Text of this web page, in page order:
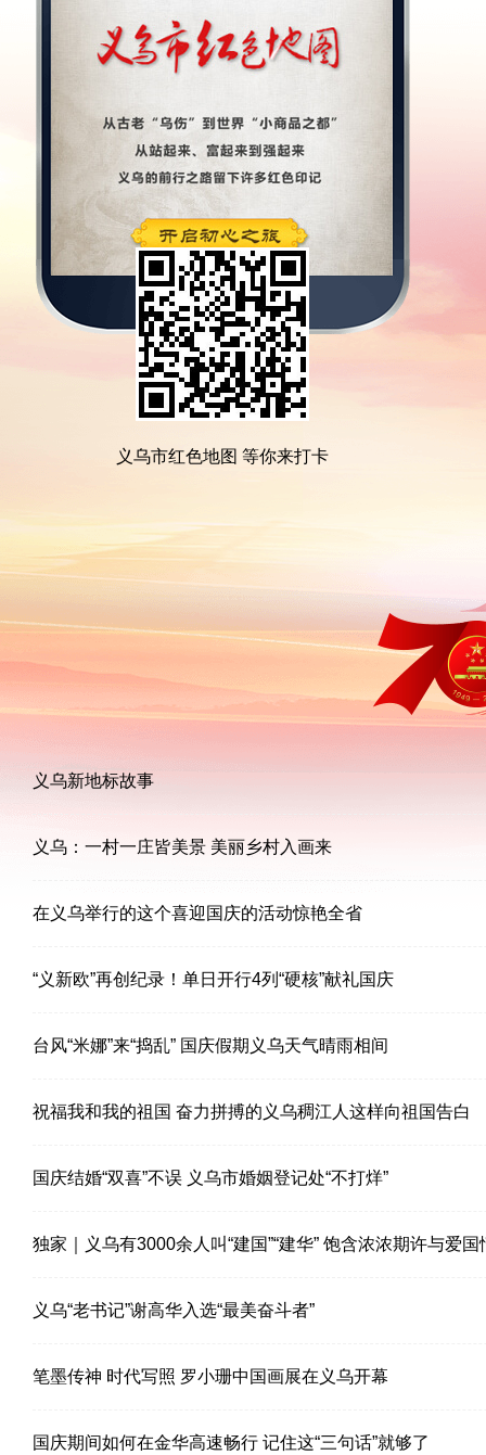
义乌市红色地图 等你来打卡
义乌新地标故事
义乌：一村一庄皆美景 美丽乡村入画来
在义乌举行的这个喜迎国庆的活动惊艳全省
“义新欧”再创纪录！单日开行4列“硬核”献礼国庆
台风“米娜”来“捣乱” 国庆假期义乌天气晴雨相间
祝福我和我的祖国 奋力拼搏的义乌稠江人这样向祖国告白
国庆结婚“双喜”不误 义乌市婚姻登记处“不打烊”
独家｜义乌有3000余人叫“建国”“建华” 饱含浓浓期许与爱国
义乌“老书记”谢高华入选“最美奋斗者”
笔墨传神 时代写照 罗小珊中国画展在义乌开幕
国庆期间如何在金华高速畅行 记住这“三句话”就够了